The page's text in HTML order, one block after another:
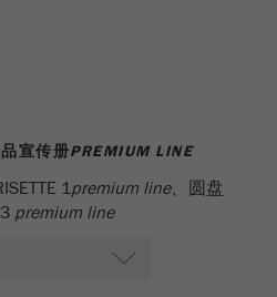
宣传册PREMIUM LINE
1premium line、圆盘
premium line